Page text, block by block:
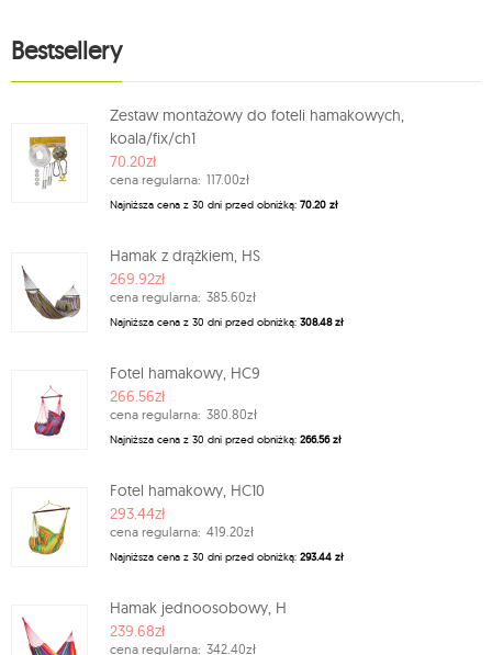
Bestsellery
Zestaw montażowy do foteli hamakowych,
koala/fix/ch1
70.20zł
cena regularna: 117.00zł
Najniższa cena z 30 dni przed obniżką: 70.20 zł
Hamak z drążkiem, HS
269.92zł
cena regularna: 385.60zł
Najniższa cena z 30 dni przed obniżką: 308.48 zł
Fotel hamakowy, HC9
266.56zł
cena regularna: 380.80zł
Najniższa cena z 30 dni przed obniżką: 266.56 zł
Fotel hamakowy, HC10
293.44zł
cena regularna: 419.20zł
Najniższa cena z 30 dni przed obniżką: 293.44 zł
Hamak jednoosobowy, H
239.68zł
cena regularna: 342.40zł